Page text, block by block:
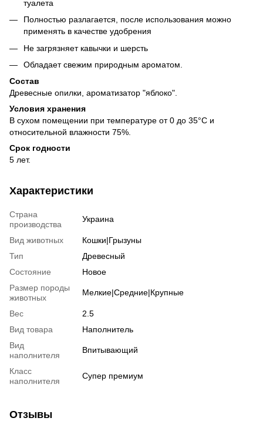
туалета
Полностью разлагается, после использования можно
применять в качестве удобрения
Не загрязняет кавычки и шерсть
Обладает свежим природным ароматом.
Состав
Древесные опилки, ароматизатор "яблоко".
Условия хранения
В сухом помещении при температуре от 0 до 35°С и
относительной влажности 75%.
Срок годности
5 лет.
Характеристики
Страна
производства
Украина
Вид животных
Кошки|Грызуны
Тип
Древесный
Состояние
Новое
Размер породы
животных
Мелкие|Средние|Крупные
Вес
2.5
Вид товара
Наполнитель
Вид
наполнителя
Впитывающий
Класс
наполнителя
Супер премиум
Отзывы